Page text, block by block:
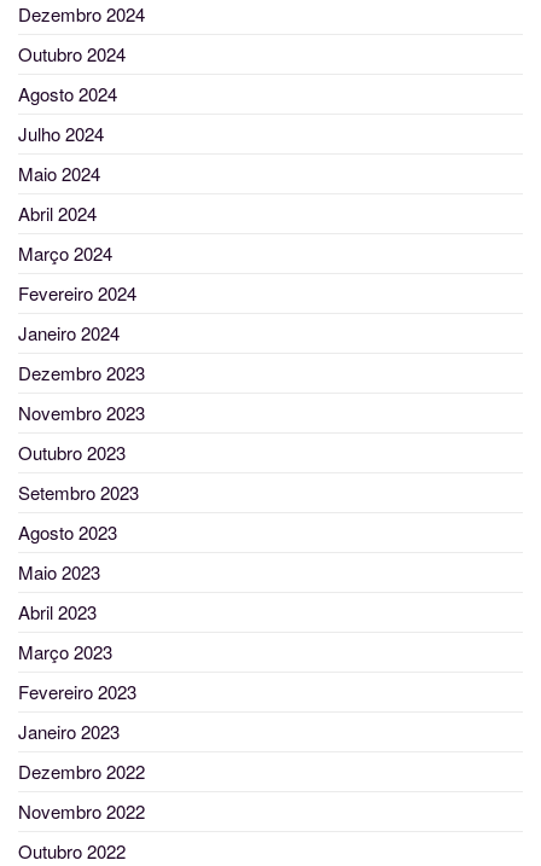
Dezembro 2024
Outubro 2024
Agosto 2024
Julho 2024
Maio 2024
Abril 2024
Março 2024
Fevereiro 2024
Janeiro 2024
Dezembro 2023
Novembro 2023
Outubro 2023
Setembro 2023
Agosto 2023
Maio 2023
Abril 2023
Março 2023
Fevereiro 2023
Janeiro 2023
Dezembro 2022
Novembro 2022
Outubro 2022